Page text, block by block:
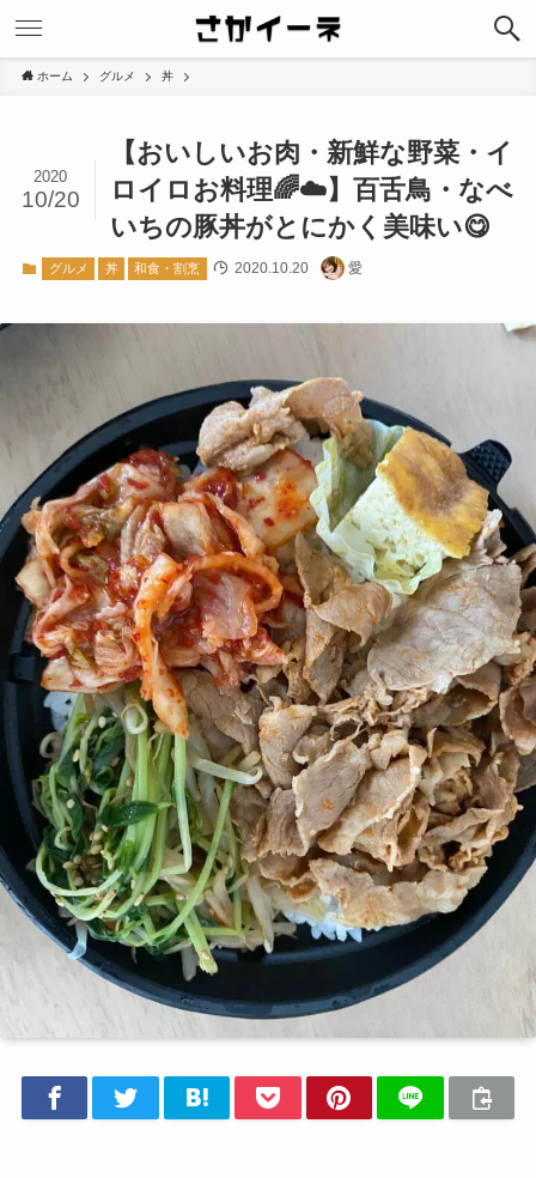
ホーム グルメ 丼
【おいしいお肉・新鮮な野菜・イ
ロイロお料理🌈☁️】百舌鳥・なべ
いちの豚丼がとにかく美味い😋
2020
10/20
グルメ 丼 和食・割烹 2020.10.20 愛